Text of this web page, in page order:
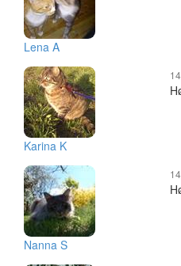
Lena A
Karina K
Nanna S